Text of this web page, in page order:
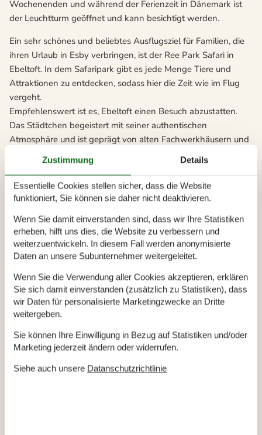
Wochenenden und während der Ferienzeit in Dänemark ist
der Leuchtturm geöffnet und kann besichtigt werden.
Ein sehr schönes und beliebtes Ausflugsziel für Familien, die
ihren Urlaub in Esby verbringen, ist der Ree Park Safari in
Ebeltoft. In dem Safaripark gibt es jede Menge Tiere und
Attraktionen zu entdecken, sodass hier die Zeit wie im Flug
vergeht.
Empfehlenswert ist es, Ebeltoft einen Besuch abzustatten.
Das Städtchen begeistert mit seiner authentischen
Atmosphäre und ist geprägt von alten Fachwerkhäusern und
Handelsstadt und somit die älteste Handelsstadt Djurslands.
Eine Attraktion der Stadt ist das Rathaus, denn es handelt
sich um das kleinste Rathaus der Welt. Hier lässt es sich auf
Restaurants und Cafés locken in den Straßen der Stadt.
Zu den bekanntesten und beliebtesten Ausflugszielen zählt
der Museumshafen von Ebeltoft. Hier liegt die bekannte
Fregatte Jylland. Das historische Holzschiff präsentiert sich mit
einer Länge von 71 m. In den 1860er Jahren absolvierte das
Schiff seinen Stapellauf. Wer auf die Feinheiten achtet, wird
begeistert von der Konstruktion und der Ausstattung des
Schiffes sein.
Abwechslungsreich präsentiert sich auch die Stadt Rönde. In
dem Handelsstädtchen herrscht immer reges Treiben und
Zustimmung Details
Essentielle Cookies stellen sicher, dass die Website
funktioniert, Sie können sie daher nicht deaktivieren.
Wenn Sie damit einverstanden sind, dass wir Ihre Statistiken
erheben, hilft uns dies, die Website zu verbessern und
weiterzuentwickeln. In diesem Fall werden anonymisierte
Daten an unsere Subunternehmer weitergeleitet.
Wenn Sie die Verwendung aller Cookies akzeptieren, erklären
Sie sich damit einverstanden (zusätzlich zu Statistiken), dass
wir Daten für personalisierte Marketingzwecke an Dritte
weitergeben.
Sie können Ihre Einwilligung in Bezug auf Statistiken und/oder
Marketing jederzeit ändern oder widerrufen.
Siehe auch unsere Datanschutzrichtlinie